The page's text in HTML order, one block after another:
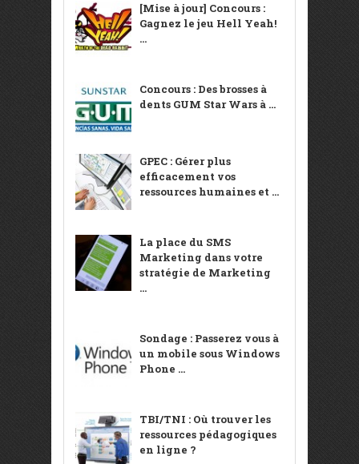
[Mise à jour] Concours :
Gagnez le jeu Hell Yeah!
...
Concours : Des brosses à
dents GUM Star Wars à ...
GPEC : Gérer plus
efficacement vos
ressources humaines et ...
La place du SMS
Marketing dans votre
stratégie de Marketing
...
Sondage : Passerez vous à
un mobile sous Windows
Phone ...
TBI/TNI : Où trouver les
ressources pédagogiques
en ligne ?